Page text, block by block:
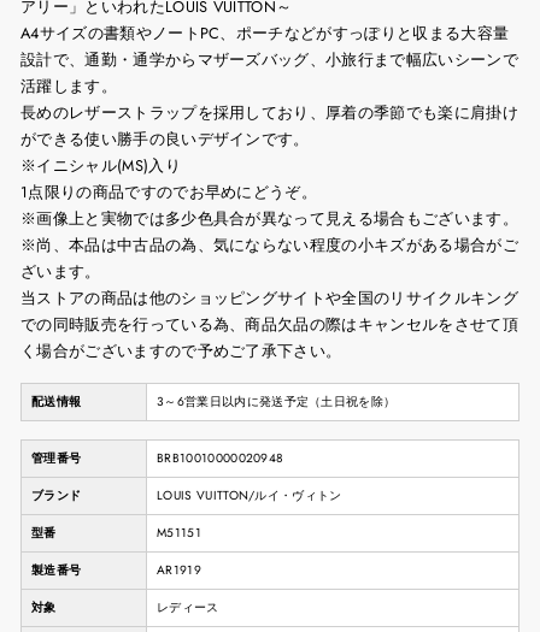
アリー」といわれたLOUIS VUITTON～
A4サイズの書類やノートPC、ポーチなどがすっぽりと収まる大容量
設計で、通勤・通学からマザーズバッグ、小旅行まで幅広いシーンで
活躍します。
長めのレザーストラップを採用しており、厚着の季節でも楽に肩掛け
ができる使い勝手の良いデザインです。
※イニシャル(MS)入り
1点限りの商品ですのでお早めにどうぞ。
※画像上と実物では多少色具合が異なって見える場合もございます。
※尚、本品は中古品の為、気にならない程度の小キズがある場合がご
ざいます。
当ストアの商品は他のショッピングサイトや全国のリサイクルキング
での同時販売を行っている為、商品欠品の際はキャンセルをさせて頂
く場合がございますので予めご了承下さい。
配送情報 3～6営業日以内に発送予定（土日祝を除）
管理番号 BRB10010000020948
ブランド LOUIS VUITTON/ルイ・ヴィトン
型番 M51151
製造番号 AR1919
対象 レディース